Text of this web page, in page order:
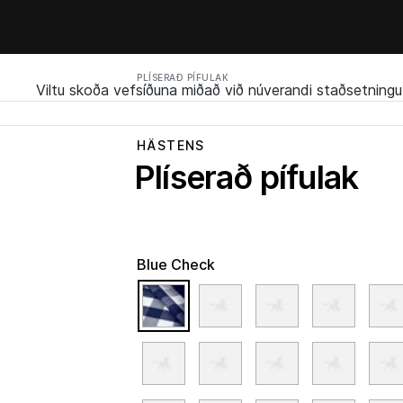
PLÍSERAÐ PÍFULAK
Viltu skoða vefsíðuna miðað við núverandi
HÄSTENS
Plíserað pífulak
Blue Check